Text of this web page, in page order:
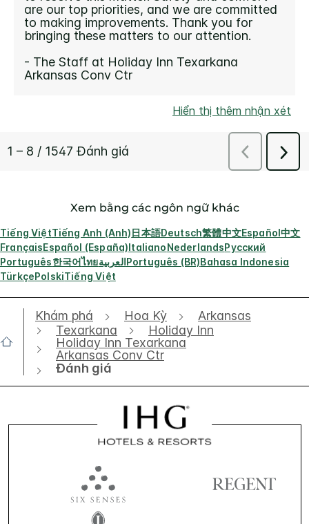
Xem bằng các ngôn ngữ khác
Tiếng ViệtTiếng Anh (Anh)日本語Deutsch繁體中文Español中文
FrançaisEspañol (España)ItalianoNederlandsРусский
Português한국어ไทยالعربيةPortuguês (BR)Bahasa Indonesia
TürkçePolskiTiếng Việt
Khám phá Hoa Kỳ
Arkansas
Texarkana
Holiday Inn
Holiday Inn Texarkana
Arkansas Conv Ctr
Đánh giá